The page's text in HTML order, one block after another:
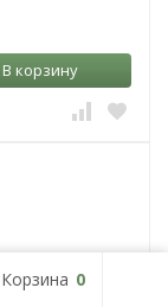
В корзину
Корзина 0